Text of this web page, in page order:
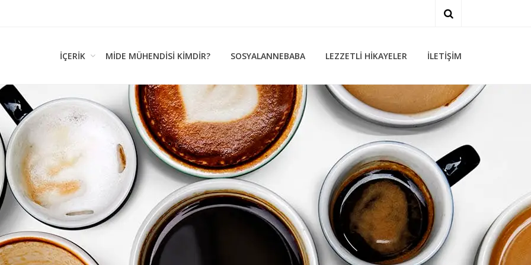
ARA
İÇERIK MIDE MÜHENDISI KİMDİR? SOSYALANNEBABA LEZZETLI HIKAYELER İLETIŞIM